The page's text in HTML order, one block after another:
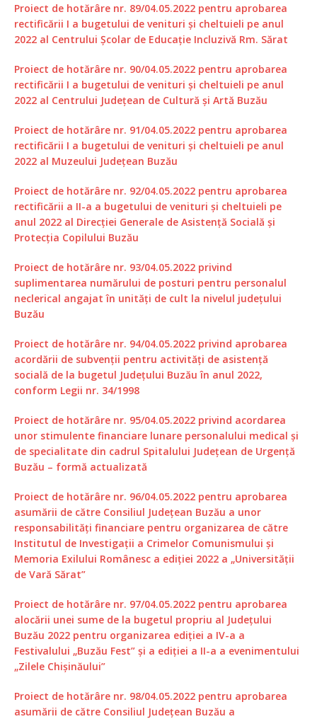
Proiect de hotărâre nr. 89/04.05.2022 pentru aprobarea
rectificării I a bugetului de venituri și cheltuieli pe anul
2022 al Centrului Școlar de Educație Incluzivă Rm. Sărat
Proiect de hotărâre nr. 90/04.05.2022 pentru aprobarea
rectificării I a bugetului de venituri și cheltuieli pe anul
2022 al Centrului Județean de Cultură și Artă Buzău
Proiect de hotărâre nr. 91/04.05.2022 pentru aprobarea
rectificării I a bugetului de venituri și cheltuieli pe anul
2022 al Muzeului Județean Buzău
Proiect de hotărâre nr. 92/04.05.2022 pentru aprobarea
rectificării a II-a a bugetului de venituri și cheltuieli pe
anul 2022 al Direcției Generale de Asistență Socială și
Protecția Copilului Buzău
Proiect de hotărâre nr. 93/04.05.2022 privind
suplimentarea numărului de posturi pentru personalul
neclerical angajat în unități de cult la nivelul județului
Buzău
Proiect de hotărâre nr. 94/04.05.2022 privind aprobarea
acordării de subvenții pentru activități de asistență
socială de la bugetul Județului Buzău în anul 2022,
conform Legii nr. 34/1998
Proiect de hotărâre nr. 95/04.05.2022 privind acordarea
unor stimulente financiare lunare personalului medical și
de specialitate din cadrul Spitalului Judeţean de Urgență
Buzău – formă actualizată
Proiect de hotărâre nr. 96/04.05.2022 pentru aprobarea
asumării de către Consiliul Județean Buzău a unor
responsabilități financiare pentru organizarea de către
Institutul de Investigații a Crimelor Comunismului și
Memoria Exilului Românesc a ediției 2022 a „Universității
de Vară Sărat”
Proiect de hotărâre nr. 97/04.05.2022 pentru aprobarea
alocării unei sume de la bugetul propriu al Județului
Buzău 2022 pentru organizarea ediției a IV-a a
Festivalului „Buzău Fest” și a ediției a II-a a evenimentului
„Zilele Chișinăului”
Proiect de hotărâre nr. 98/04.05.2022 pentru aprobarea
asumării de către Consiliul Județean Buzău a